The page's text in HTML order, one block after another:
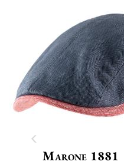
Marone 1881